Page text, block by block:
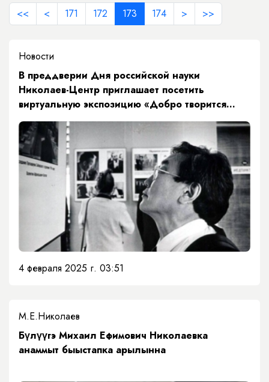
<< < 171 172 173 174 > >>
Новости
В преддверии Дня российской науки
Николаев-Центр приглашает посетить
виртуальную экспозицию «Добро творится
добром - формула жизни академика
Ларионова»
4 февраля 2025 г. 03:51
М.Е.Николаев
Бүлүүгэ Михаил Ефимович Николаевка
анаммыт быыстапка арылынна